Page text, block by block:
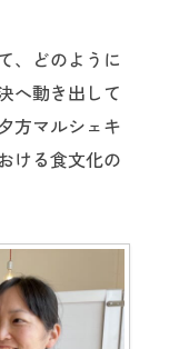
、どのように
へ動き出して
方マルシェキ
ける食文化の